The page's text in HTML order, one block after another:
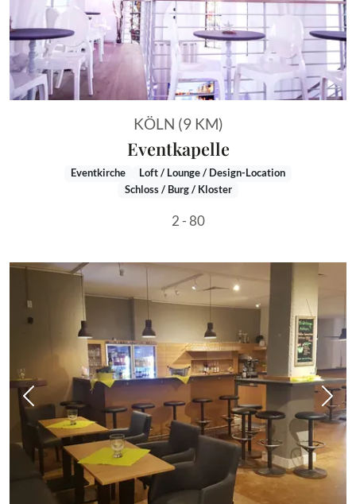
KÖLN (9 KM)
Eventkapelle
Eventkirche
Loft / Lounge / Design-Location
Schloss / Burg / Kloster
2 - 80
Vorheriges Bild